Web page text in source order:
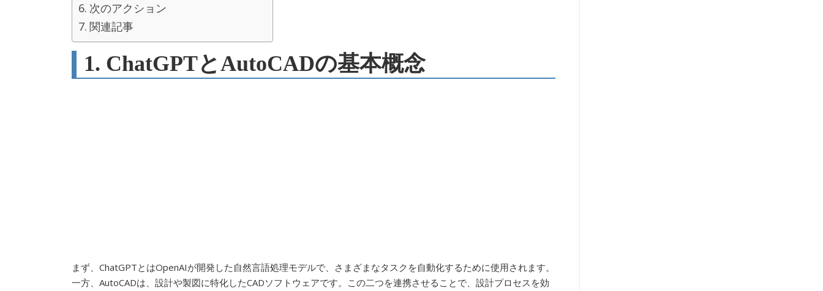
次のアクション
関連記事
1. ChatGPTとAutoCADの基本概念
まず、ChatGPTとはOpenAIが開発した自然言語処理モデルで、さまざまなタスクを自動化するために使用されます。
一方、AutoCADは、設計や製図に特化したCADソフトウェアです。この二つを連携させることで、設計プロセスを効